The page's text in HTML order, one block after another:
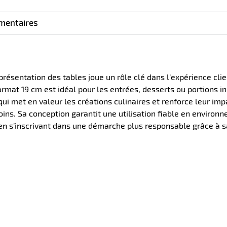
des tables joue un rôle clé dans l’expérience
19 cm est idéal pour les entrées, desserts ou portions
met en valeur les créations culinaires et renforce leur
Sa conception garantit une utilisation fiable en
dans une démarche plus responsable grâce à